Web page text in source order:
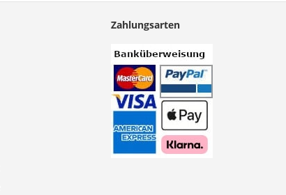
Zahlungsarten